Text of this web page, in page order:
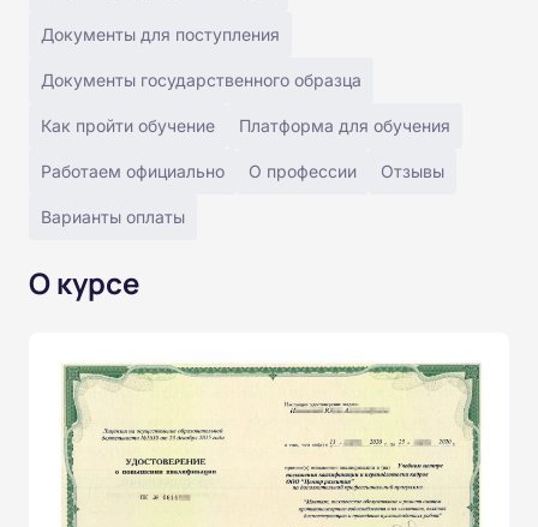
Документы для поступления
Документы государственного образца
Как пройти обучение Платформа для обучения
Работаем официально О профессии Отзывы
Варианты оплаты
О курсе